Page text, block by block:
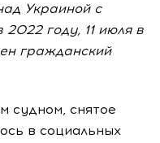
Украиной с
году, 11 июля в
гражданский
судном, снятое
в социальных